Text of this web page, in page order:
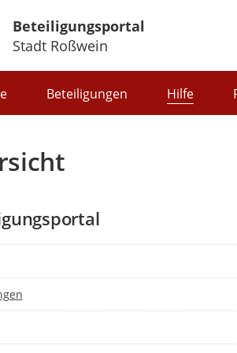
Beteiligungsportal
Stadt Roßwein
Beteiligungen Hilfe